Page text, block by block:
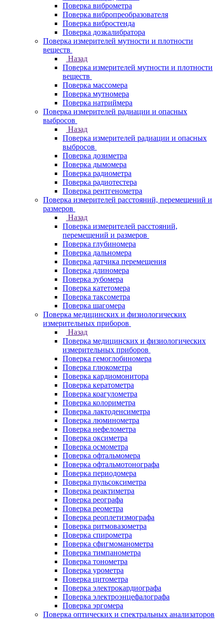
Поверка виброметра
Поверка вибропреобразователя
Поверка вибростенда
Поверка дозкалибратора
Поверка измерителей мутности и плотности
веществ
Назад
Поверка измерителей мутности и плотности
веществ
Поверка массомера
Поверка мутномера
Поверка натриймера
Поверка измерителей радиации и опасных
выбросов
Назад
Поверка измерителей радиации и опасных
выбросов
Поверка дозиметра
Поверка дымомера
Поверка радиометра
Поверка радиотестера
Поверка рентгенометра
Поверка измерителей расстояний, перемещений и
размеров
Назад
Поверка измерителей расстояний,
перемещений и размеров
Поверка глубиномера
Поверка дальномера
Поверка датчика перемещения
Поверка длиномера
Поверка зубомера
Поверка катетомера
Поверка таксометра
Поверка шагомера
Поверка медицинских и физиологических
измерительных приборов
Назад
Поверка медицинских и физиологических
измерительных приборов
Поверка гемоглобиномера
Поверка глюкометра
Поверка кардиомонитора
Поверка кератометра
Поверка коагулометра
Поверка колориметра
Поверка лактоденсиметра
Поверка люминометра
Поверка нефелометра
Поверка оксиметра
Поверка осмометра
Поверка офтальмомера
Поверка офтальмотонографа
Поверка периодомера
Поверка пульсоксиметра
Поверка реактиметра
Поверка реографа
Поверка реометра
Поверка реоплетизмографа
Поверка ритмовазометра
Поверка спирометра
Поверка сфигмоманометра
Поверка тимпанометра
Поверка тонометра
Поверка урометра
Поверка цитометра
Поверка электрокардиографа
Поверка электроэнцефалографа
Поверка эргомера
Поверка оптических и спектральных анализаторов